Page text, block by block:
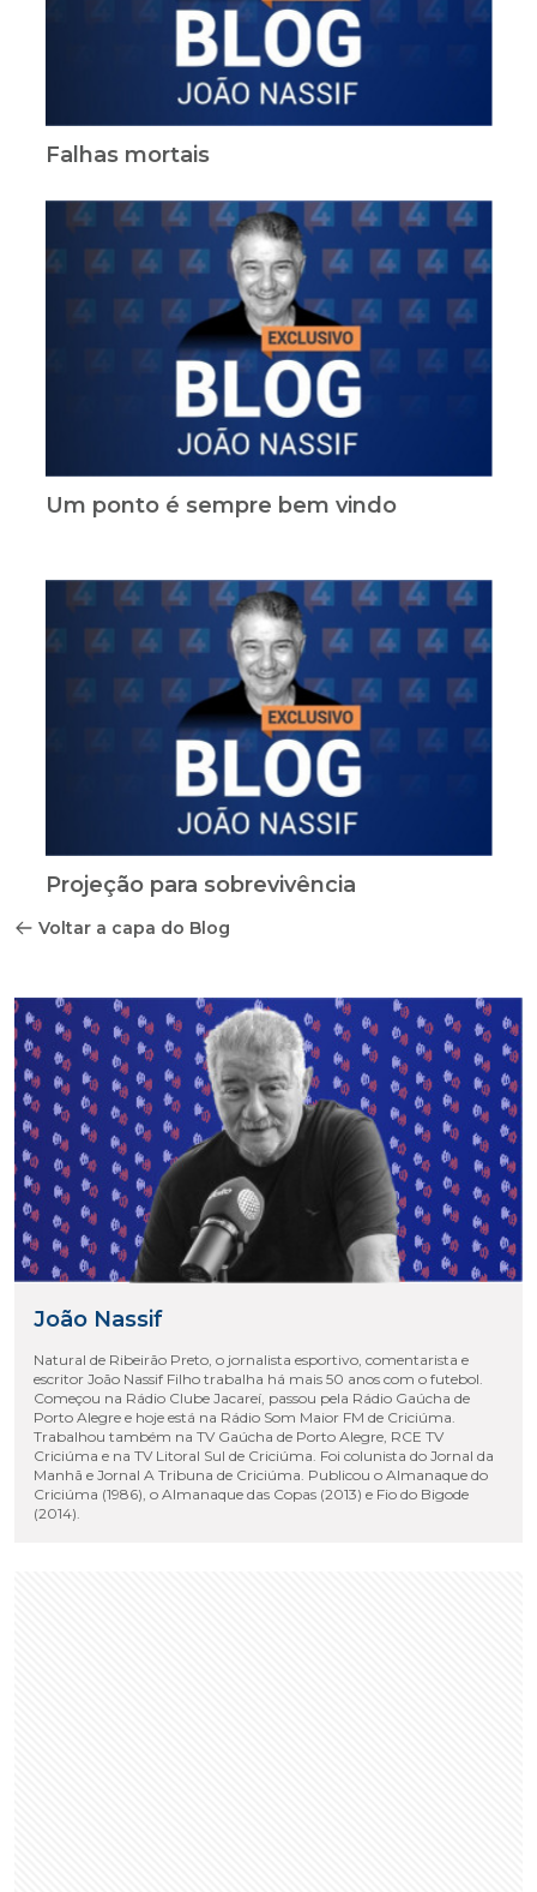
Falhas mortais
Um ponto é sempre bem vindo
Projeção para sobrevivência
Voltar a capa do Blog
João Nassif
Natural de Ribeirão Preto, o jornalista esportivo, comentarista e
escritor João Nassif Filho trabalha há mais 50 anos com o futebol.
Começou na Rádio Clube Jacareí, passou pela Rádio Gaúcha de
Porto Alegre e hoje está na Rádio Som Maior FM de Criciúma.
Trabalhou também na TV Gaúcha de Porto Alegre, RCE TV
Criciúma e na TV Litoral Sul de Criciúma. Foi colunista do Jornal da
Manhã e Jornal A Tribuna de Criciúma. Publicou o Almanaque do
Criciúma (1986), o Almanaque das Copas (2013) e Fio do Bigode
(2014).